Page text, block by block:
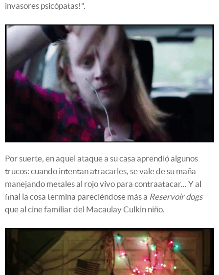
invasores psicópatas!".
Por suerte, en aquel ataque a su casa aprendió algunos
trucos: cuando intentan atracarles, se vale de su maña
manejando metales al rojo vivo para contraatacar... Y al
final la cosa termina pareciéndose más a Reservoir dogs
que al cine familiar del Macaulay Culkin niño.